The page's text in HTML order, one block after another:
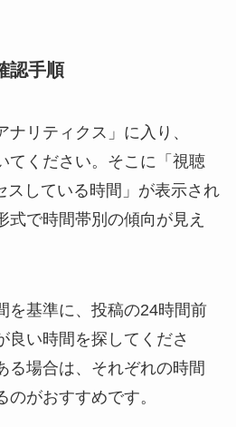
認手順
ナリティクス」に入り、
てください。そこに「視聴
スしている時間」が表示され
式で時間帯別の傾向が見え
を基準に、投稿の24時間前
良い時間を探してくださ
る場合は、それぞれの時間
がおすすめです。